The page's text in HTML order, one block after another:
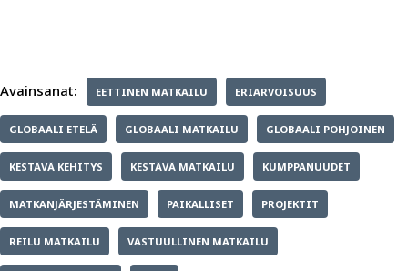
Avainsanat: EETTINEN MATKAILU ERIARVOISUUS
GLOBAALI ETELÄ GLOBAALI MATKAILU GLOBAALI POHJOINEN
KESTÄVÄ KEHITYS KESTÄVÄ MATKAILU KUMPPANUUDET
MATKANJÄRJESTÄMINEN PAIKALLISET PROJEKTIT
REILU MATKAILU VASTUULLINEN MATKAILU